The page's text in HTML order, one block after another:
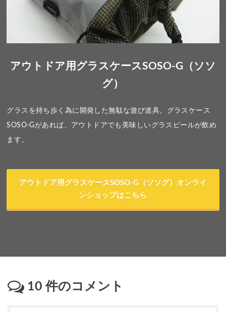
アウトドア用グラスケースSOSO-G（ソソ
グ）
グラスを持ち歩く為に開発した無駄な遊び道具。グラスケース
SOSO-Gがあれば、アウトドアでも美味しいグラスビールが飲め
ます。
アウトドア用グラスケースSOSO-G（ソソグ）オンライ
ンショップはこちら
10 件のコメント